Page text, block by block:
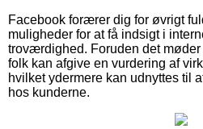
Facebook forærer dig for øvrigt
muligheder for at få indsigt i
troværdighed. Foruden det
folk kan afgive en vurdering af
hvilket ydermere kan udnyttes til
hos kunderne.